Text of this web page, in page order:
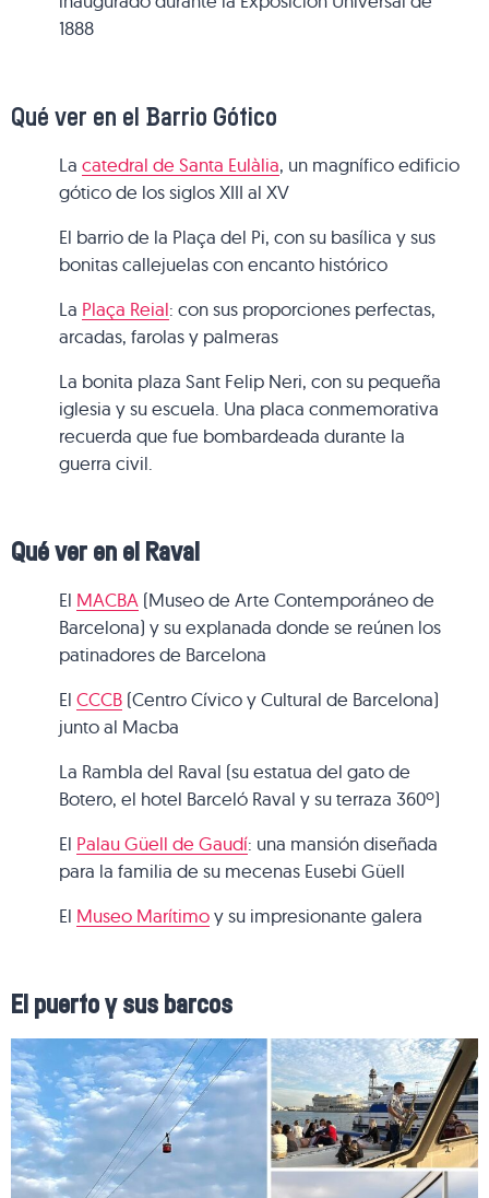
1888
Qué ver en el Barrio Gótico
Lacatedral de Santa Eulàlia, un magnífico edificio
gótico de los siglos XIII al XV
El barrio de la Plaça del Pi, con su basílica y sus
bonitas callejuelas con encanto histórico
La Plaça Reial: con sus proporciones perfectas,
arcadas, farolas y palmeras
La bonita plaza Sant Felip Neri, con su pequeña
iglesia y su escuela. Una placa conmemorativa
recuerda que fue bombardeada durante la
guerra civil.
Qué ver en el Raval
El MACBA (Museo de Arte Contemporáneo de
Barcelona) y su explanada donde se reúnen los
patinadores de Barcelona
ElCCCB (Centro Cívico y Cultural de Barcelona)
junto al Macba
La Rambla del Raval (su estatua del gato de
Botero, el hotel Barceló Raval y su terraza 360º)
El Palau Güell de Gaudí: una mansión diseñada
para la familia de su mecenas Eusebi Güell
El Museo Marítimoy su impresionante galera
El puerto y sus barcos